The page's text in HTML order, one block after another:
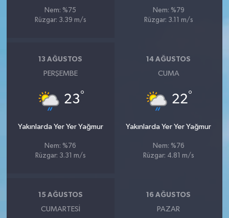
Nem: %75
Rüzgar: 3.39 m/s
Nem: %79
Rüzgar: 3.11 m/s
13 AĞUSTOS
PERŞEMBE
23°
Yakınlarda Yer Yer Yağmur
Nem: %76
Rüzgar: 3.31 m/s
14 AĞUSTOS
CUMA
22°
Yakınlarda Yer Yer Yağmur
Nem: %76
Rüzgar: 4.81 m/s
15 AĞUSTOS
CUMARTESI
16 AĞUSTOS
PAZAR